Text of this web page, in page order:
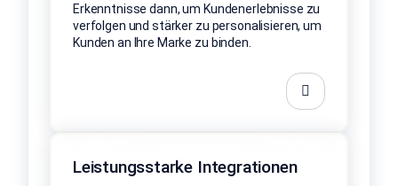
Erkenntnisse dann, um Kundenerlebnisse zu
verfolgen und stärker zu personalisieren, um
Kunden an Ihre Marke zu binden.
Leistungsstarke Integrationen